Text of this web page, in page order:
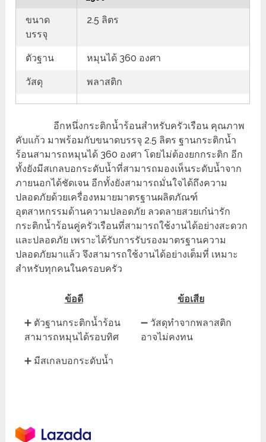
ขนาด
บรรจุ
2.5 ลิตร
ตัวฐาน หมุนได้ 360 องศา
วัสดุ พลาสติก
อีกหนึ่งกระติกน้ำร้อนสำหรับครัวเรือน คุณภาพ
คับแก้ว มาพร้อมกับขนาดบรรจุ 2.5 ลิตร ฐานกระติกน้ำ
ร้อนสามารถหมุนได้ 360 องศา โดยไม่ต้องยกกระติก อีก
ทั้งยังมีสเกลบอกระดับน้ำที่สามารถมองเห็นระดับน้ำจาก
ภายนอกได้ชัดเจน อีกทั้งยังสามารถมั่นใจได้ถึงความ
ปลอดภัยด้วยเครื่องหมายมาตรฐานผลิตภัณฑ์
อุตสาหกรรมด้านความปลอดภัย ลวดลายสวยเก๋น่ารัก
กระติกน้ำร้อนคู่ครัวเรือนที่สามารถใช้งานได้อย่างสะดวก
และปลอดภัย เพราะได้รับการรับรองมาตรฐานความ
ปลอดภัยมาแล้ว จึงสามารถใช้งานได้อย่างเต็มที่ เหมาะ
สำหรับทุกคนในครอบครัว
ข้อดี ข้อเสีย
➕ ตัวฐานกระติกน้ำร้อน
สามารถหมุนได้รอบทิศ
➖ วัสดุทำจากพลาสติก
อาจไม่คงทน
➕ มีสเกลบอกระดับน้ำ